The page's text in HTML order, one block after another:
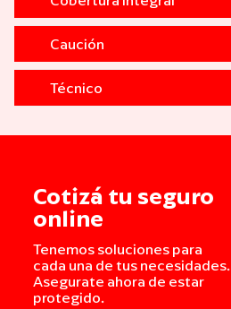
Caución
Técnico
Cotizá tu seguro
online
Tenemos soluciones para
cada una de tus necesidades.
Asegurate ahora de estar
protegido.